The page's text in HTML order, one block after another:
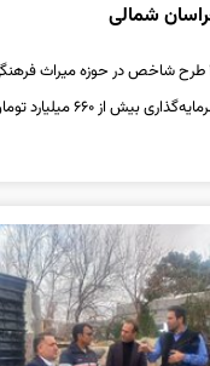
شمالی
همزمان با دهه فجر، ۱۸ طرح شاخص در حوزه
میلیارد تومان افتتاح شد که...